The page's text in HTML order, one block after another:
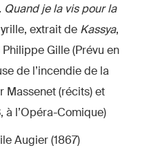
Quand je la vis pour la
extrait de Kassya,
Gille (Prévu en
de l’incendie de la
Massenet (récits) et
à l’Opéra-Comique)
Augier (1867)